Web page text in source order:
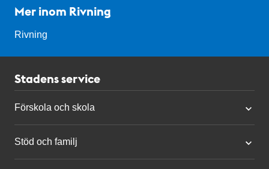
Mer inom Rivning
Rivning
Stadens service
Förskola och skola
Stöd och familj